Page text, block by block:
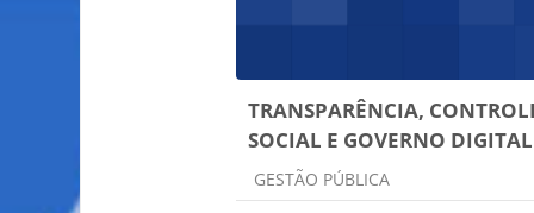
TRANSPARÊNCIA,
SOCIAL E GOVERNO DIGITAL
Categoria do curso
GESTÃO PÚBLICA